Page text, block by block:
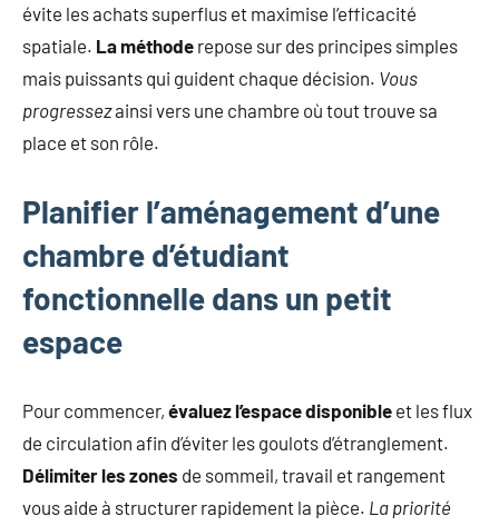
évite les achats superflus et maximise l’efficacité
spatiale. La méthode repose sur des principes simples
mais puissants qui guident chaque décision. Vous
progressezainsi vers une chambre où tout trouve sa
place et son rôle.
Planifier l’aménagement d’une
chambre d’étudiant
fonctionnelle dans un petit
espace
Pour commencer, évaluez l’espace disponible et les flux
de circulation afin d’éviter les goulots d’étranglement.
Délimiter les zones de sommeil, travail et rangement
vous aide à structurer rapidement la pièce. La priorité